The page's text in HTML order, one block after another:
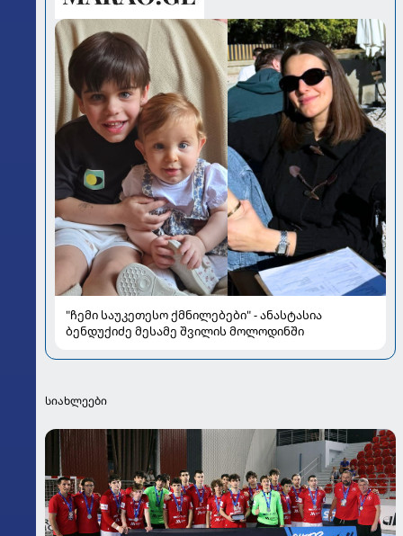
"ჩემი საუკეთესო ქმნილებები" - ანასტასია
ბენდუქიძე მესამე შვილის მოლოდინში
სიახლეები